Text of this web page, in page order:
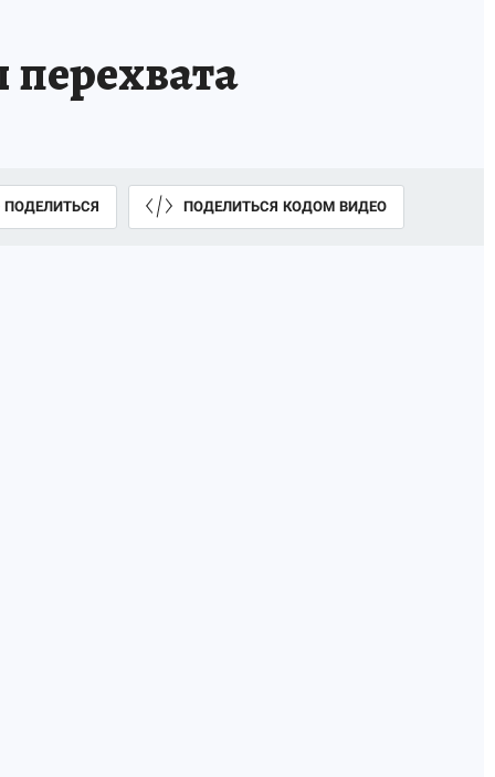
ПОДЕЛИТЬСЯ ПОДЕЛИТЬСЯ КОДОМ ВИДЕО